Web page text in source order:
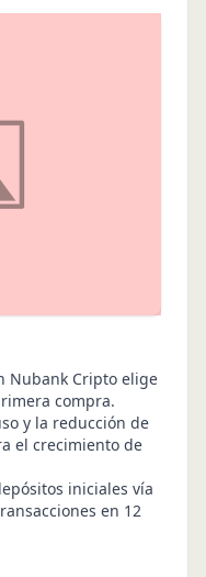
Nubank Cripto elige
compra.
y la reducción de
el crecimiento de
iniciales vía
en 12